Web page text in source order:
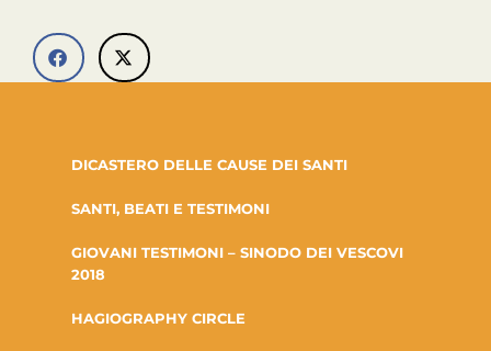
DICASTERO DELLE CAUSE DEI SANTI
SANTI, BEATI E TESTIMONI
GIOVANI TESTIMONI – SINODO DEI VESCOVI
2018
HAGIOGRAPHY CIRCLE